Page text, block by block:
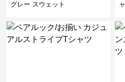
グレー スウェット